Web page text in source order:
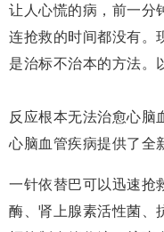
让人心慌的病，前一分
连抢救的时间都没有。
是治标不治本的方法。
反应根本无法治愈心脑
心脑血管疾病提供了全
一针依替巴可以迅速抢
酶、肾上腺素活性菌、